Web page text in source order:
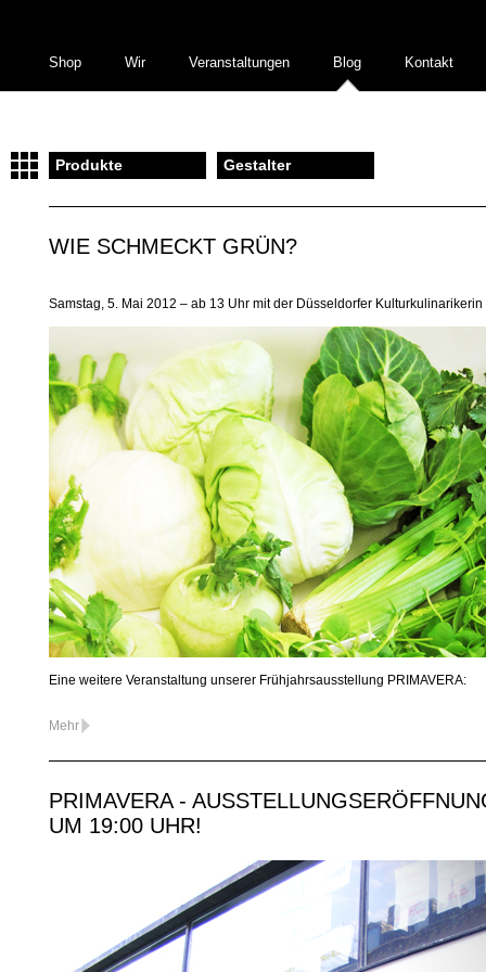
Shop Wir Veranstaltungen Blog Kontakt
Produkte Gestalter
WIE SCHMECKT GRÜN?
Samstag, 5. Mai 2012 – ab 13 Uhr mit der Düsseldorfer
Eine weitere Veranstaltung unserer Frühjahrsausstellung PRIMAVERA:
Mehr
PRIMAVERA -
UM 19:00 UHR!